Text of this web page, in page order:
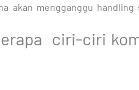
akan mengganggu
ciri-ciri